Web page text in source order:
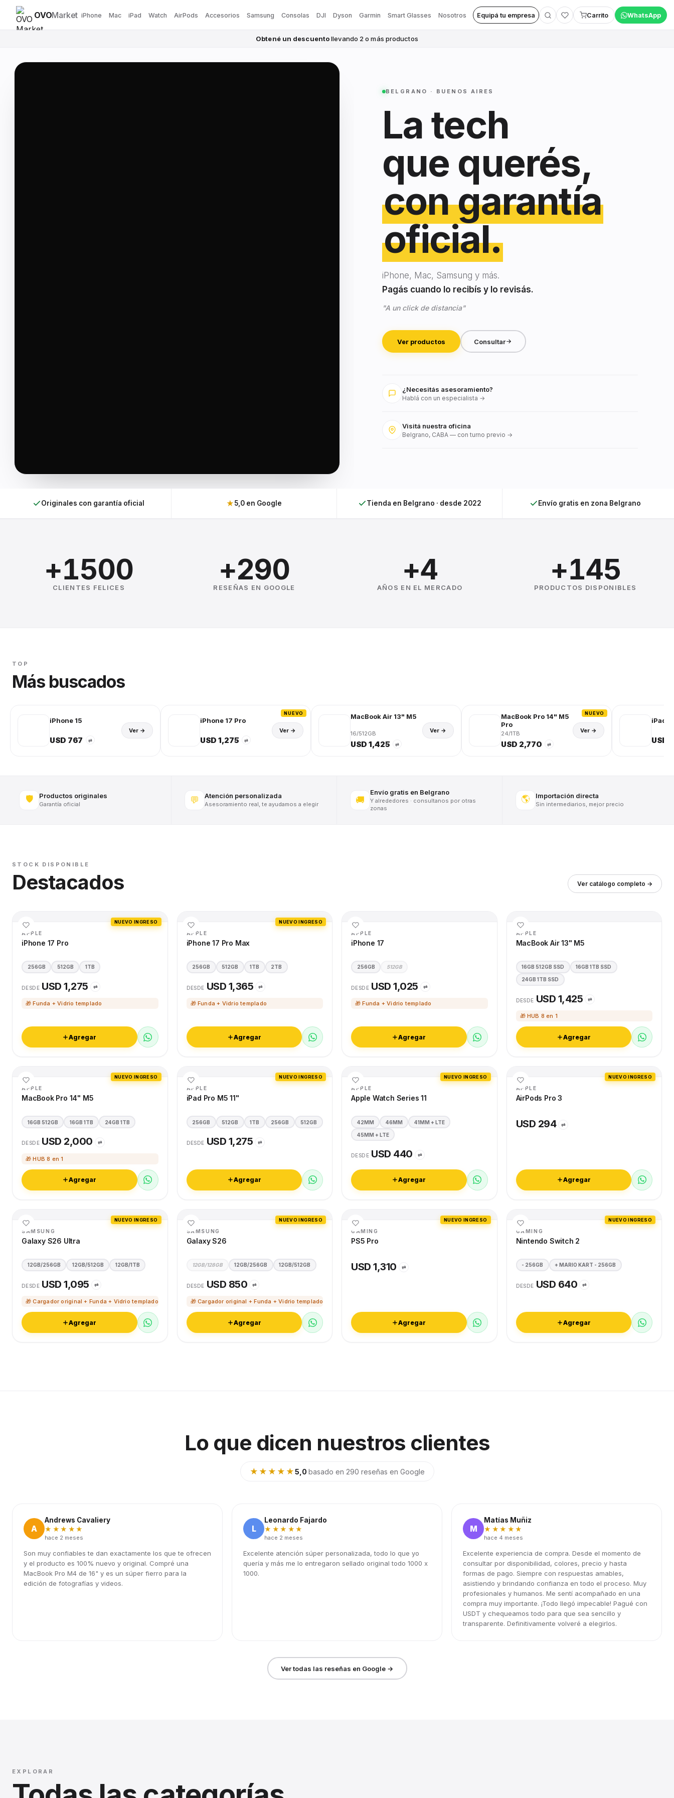
OVOMarket iPhone Mac iPad Watch AirPods Accesorios Samsung Consolas DJI Dyson Garmin Smart Glasses Nosotros Equipá tu empresa Carrito WhatsApp
Obtené un descuentollevando 2 o más productos
BELGRANO · BUENOS AIRES
La tech
que querés,
con garantía
oficial.
iPhone, Mac, Samsung y más.
Pagás cuando lo recibís y lo revisás.
"A un click de distancia"
Ver productos Consultar
¿Necesitás asesoramiento?
Hablá con un especialista →
Visitá nuestra oficina
Belgrano, CABA — con turno previo →
Originales con garantía oficial ★5,0 en Google Tienda en Belgrano · desde 2022 Envío gratis en zona Belgrano
+1500
CLIENTES FELICES
+290
RESEÑAS EN GOOGLE
+4
AÑOS EN EL MERCADO
+145
PRODUCTOS DISPONIBLES
TOP
Más buscados
iPhone 15
USD 767 ⇄
Ver →
NUEVO
iPhone 17 Pro
USD 1,275 ⇄
Ver →
MacBook Air 13" M5
16/512GB
USD 1,425 ⇄
Ver →
NUEVO
MacBook Pro 14" M5
Pro
24/1TB
USD 2,770 ⇄
Ver →
iPad
USD
🛡️ Productos originales
Garantía oficial 💬 Atención personalizada
Asesoramiento real, te ayudamos a elegir 🚚
Envío gratis en Belgrano
Y alrededores · consultanos por otras
zonas
🌎 Importación directa
Sin intermediarios, mejor precio
STOCK DISPONIBLE
Destacados Ver catálogo completo →
NUEVO INGRESO
APPLE
iPhone 17 Pro
256GB 512GB 1TB
DESDE USD 1,275 ⇄
🎁 Funda + Vidrio templado
Agregar
NUEVO INGRESO
APPLE
iPhone 17 Pro Max
256GB 512GB 1TB 2TB
DESDE USD 1,365 ⇄
🎁 Funda + Vidrio templado
Agregar
APPLE
iPhone 17
256GB 512GB
DESDE USD 1,025 ⇄
🎁 Funda + Vidrio templado
Agregar
APPLE
MacBook Air 13" M5
16GB 512GB SSD 16GB 1TB SSD
24GB 1TB SSD
DESDE USD 1,425 ⇄
🎁 HUB 8 en 1
Agregar
NUEVO INGRESO
APPLE
MacBook Pro 14" M5
16GB 512GB 16GB 1TB 24GB 1TB
DESDE USD 2,000 ⇄
🎁 HUB 8 en 1
Agregar
NUEVO INGRESO
APPLE
iPad Pro M5 11"
256GB 512GB 1TB 256GB 512GB
DESDE USD 1,275 ⇄
Agregar
NUEVO INGRESO
APPLE
Apple Watch Series 11
42MM 46MM 41MM + LTE
45MM + LTE
DESDE USD 440 ⇄
Agregar
NUEVO INGRESO
APPLE
AirPods Pro 3
USD 294 ⇄
Agregar
NUEVO INGRESO
SAMSUNG
Galaxy S26 Ultra
12GB/256GB 12GB/512GB 12GB/1TB
DESDE USD 1,095 ⇄
🎁 Cargador original + Funda + Vidrio templado
Agregar
NUEVO INGRESO
SAMSUNG
Galaxy S26
12GB/128GB 12GB/256GB 12GB/512GB
DESDE USD 850 ⇄
🎁 Cargador original + Funda + Vidrio templado
Agregar
NUEVO INGRESO
GAMING
PS5 Pro
USD 1,310 ⇄
Agregar
NUEVO INGRESO
GAMING
Nintendo Switch 2
- 256GB + MARIO KART - 256GB
DESDE USD 640 ⇄
Agregar
Lo que dicen nuestros clientes
★★★★★5,0·basado en 290 reseñas en Google
A
Andrews Cavaliery
★★★★★
hace 2 meses
Son muy confiables te dan exactamente los que te ofrecen
y el producto es 100% nuevo y original. Compré una
MacBook Pro M4 de 16" y es un súper fierro para la
edición de fotografías y videos.
L
Leonardo Fajardo
★★★★★
hace 2 meses
Excelente atención súper personalizada, todo lo que yo
quería y más me lo entregaron sellado original todo 1000 x
1000.
M
Matías Muñiz
★★★★★
hace 4 meses
Excelente experiencia de compra. Desde el momento de
consultar por disponibilidad, colores, precio y hasta
formas de pago. Siempre con respuestas amables,
asistiendo y brindando confianza en todo el proceso. Muy
profesionales y humanos. Me sentí acompañado en una
compra muy importante. ¡Todo llegó impecable! Pagué con
USDT y chequeamos todo para que sea sencillo y
transparente. Definitivamente volveré a elegirlos.
Ver todas las reseñas en Google →
EXPLORAR